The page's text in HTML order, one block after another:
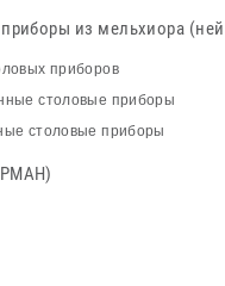
из мельхиора
приборов
столовые приборы
столовые приборы